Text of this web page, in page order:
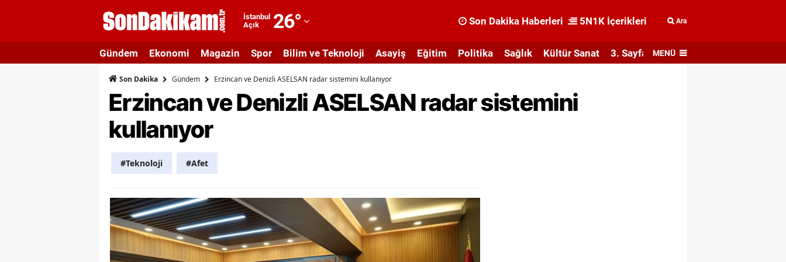
İstanbul
Açık
26°
Adıyaman
Afyonkarahisar
Ağrı
Aydın
Balıkesir
Son Dakika Haberleri 5N1K İçerikleri Ara
Gündem Ekonomi Magazin Spor Bilim ve Teknoloji Asayiş Eğitim Politika Sağlık Kültür Sanat 3. Sayfa MENÜ
Son Dakika Gündem Erzincan ve Denizli ASELSAN radar sistemini kullanıyor
Erzincan ve Denizli ASELSAN radar sistemini
kullanıyor
#Teknoloji #Afet